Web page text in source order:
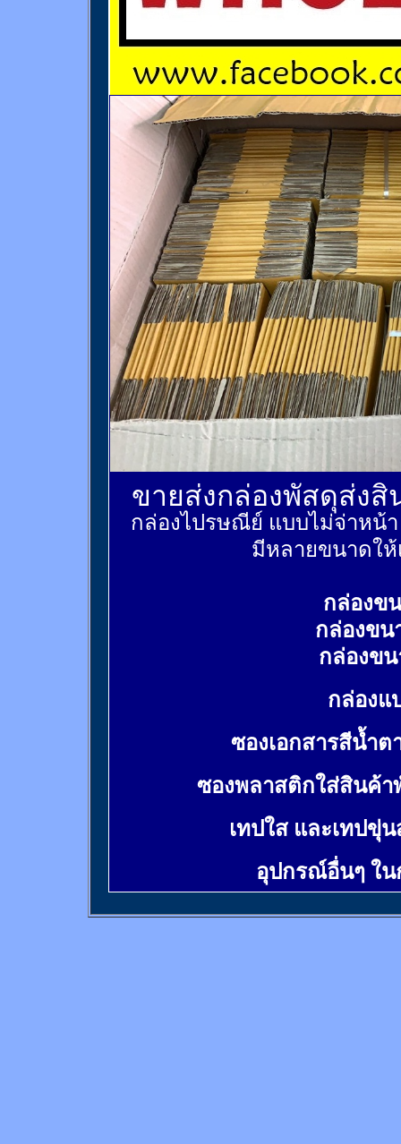
ขายส่งกล่องพัสดุส่ง
กล่องไปรษณีย์ แบบไม่จ่าหน้
มีหลายขนาดให้
กล่องข
กล่องขน
กล่องข
กล่องแ
ซองเอกสารสีน้ำต
ซองพลาสติกใส่สินค้า
เทปใส และเทปขุ่
อุปกรณ์อื่นๆ ใ